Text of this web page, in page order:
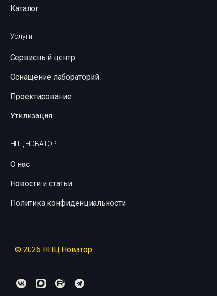
Каталог
Услуги
Сервисный центр
Оснащение лабораторий
Проектирование
Утилизация
НПЦ НОВАТОР
О нас
Новости и статьи
Политика конфиденциальности
© 2026 НПЦ Новатор